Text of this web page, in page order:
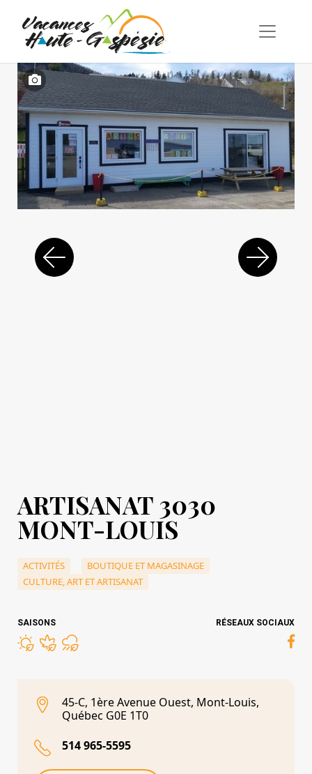
ARTISANAT 3030
MONT-LOUIS
ACTIVITÉS
BOUTIQUE ET MAGASINAGE
CULTURE, ART ET ARTISANAT
SAISONS RÉSEAUX SOCIAUX
45-C, 1ère Avenue Ouest, Mont-Louis,
Québec G0E 1T0
514 965-5595